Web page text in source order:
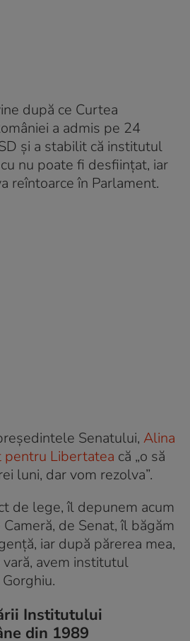
după ce Curtea
a admis pe 24
și a stabilit că institutul
nu poate fi desființat, iar
reîntoarce în Parlament.
Senatului, Alina
pentru Libertatea că „o să
luni, dar vom rezolva”.
de lege, îl depunem acum
de Senat, îl băgăm
iar după părerea mea,
avem institutul
Institutului
din 1989